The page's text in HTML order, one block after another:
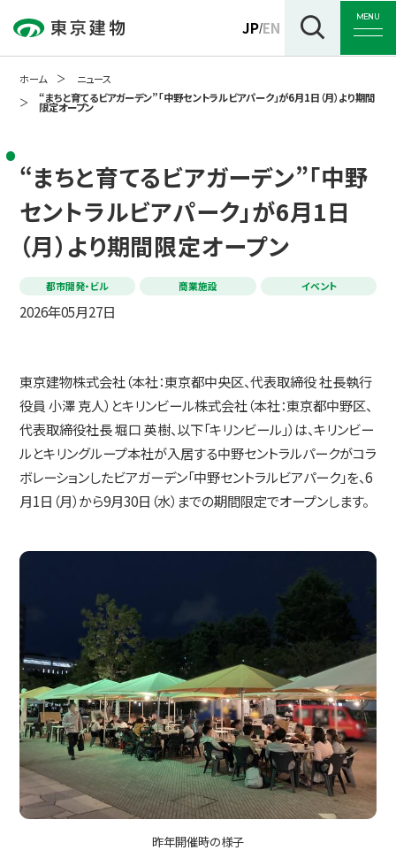
企業情報
事業紹介
IR情報
コミュニケーション活動
ニュース
採用情報
お問い合わせ
JP/EN
MENU
ホーム
ニュース
“まちと育てるビアガーデン”｢中野セントラルビアパーク」が6月1日（月）より期間
限定オープン
“まちと育てるビアガーデン”｢中野
セントラルビアパーク」が6月1日
（月）より期間限定オープン
2026年05月27日
都市開発・ビル 商業施設 イベント
東京建物株式会社（本社：東京都中央区、代表取締役 社長執行
役員 小澤 克人）とキリンビール株式会社（本社：東京都中野区、
代表取締役社長 堀口 英樹、以下「キリンビール」）は、キリンビー
ルとキリングループ本社が入居する中野セントラルパークがコラ
ボレーションしたビアガーデン「中野セントラルビアパーク」を、6
月1日（月）から9月30日（水）までの期間限定でオープンします。
昨年開催時の様子